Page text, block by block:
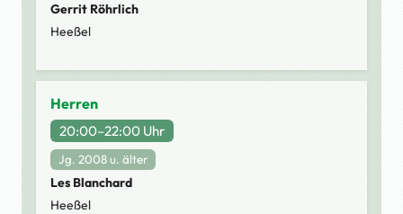
Gerrit Röhrlich
Heeßel
Herren
20:00–22:00 Uhr
Jg. 2008 u. älter
Les Blanchard
Heeßel